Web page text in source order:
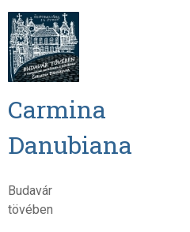
Carmina
Danubiana
Budavár
tövében